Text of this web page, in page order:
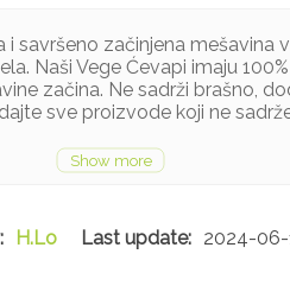
i savršeno začinjena mešavina
Naši Vege Ćevapi imaju
začina. Ne sadrži brašno,
sve proizvode koji ne
morska so, začinska mlevena
H.Lo
2024-06-